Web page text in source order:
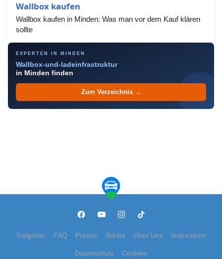
Wallbox kaufen
Wallbox kaufen in Minden: Was man vor dem Kauf klären
sollte
EXPERTEN IN MINDEN
Wallbox-und-ladeinfrastruktur
in Minden finden
Zum Verzeichnis →
Ratgeber FAQ Presse Städte Über Uns Impressum
Datenschutz Cookies